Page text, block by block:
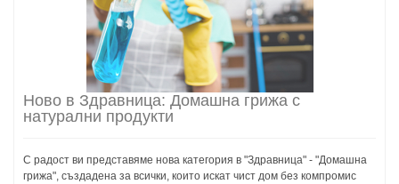
Ново в Здравница: Домашна грижа с
натурални продукти
С радост ви представяме нова категория в "Здравница" - "Домашна
грижа", създадена за всички, които искат чист дом без компромис